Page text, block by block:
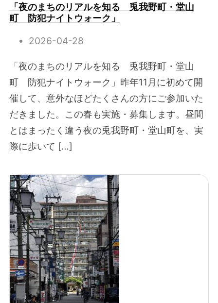
「夜のまちのリアルを知る 兎我野町・堂山
町 防犯ナイトウォーク」
2026-04-28
「夜のまちのリアルを知る 兎我野町・堂山
町 防犯ナイトウォーク」昨年11月に初めて開
催して、意外なほどたくさんの方にご参加いた
だきました。この春も実施・募集します。昼間
とはまったく違う夜の兎我野町・堂山町を、実
際に歩いて […]